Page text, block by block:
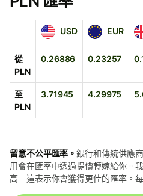
USD
USD EUR
EUR
從
PLN
0.26886 0.23257
至
PLN
3.71945 4.29975
留意不公平匯率。銀行和傳統供應
用會在匯率中透過提價轉嫁給你。
高－這表示你會獲得更佳的匯率。